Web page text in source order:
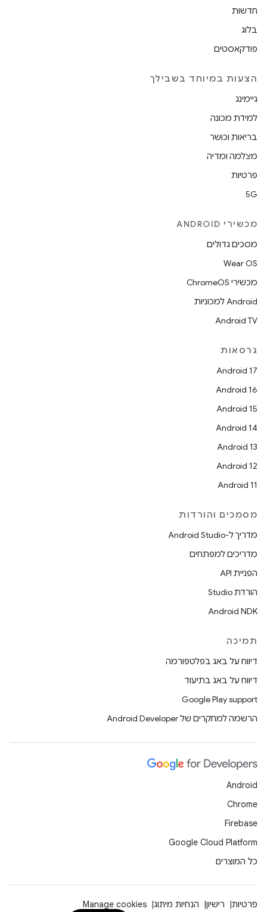
חדשות
בלוג
פודקאסטים
הצעות במיוחד בשבילך
גיימינג
למידת מכונה
בריאות וכושר
מצלמה ומדיה
פרטיות
5G
מכשירי ANDROID
מסכים גדולים
Wear OS
מכשירי ChromeOS
Android למכוניות
Android TV
גרסאות
Android 17
Android 16
Android 15
Android 14
Android 13
Android 12
Android 11
מסמכים והורדות
מדריך ל-Android Studio
מדריכים למפתחים
הפניית API
הורדת Studio
Android NDK
תמיכה
דיווח על באג בפלטפורמה
דיווח על באג בתיעוד
Google Play support
הרשמה למחקרים של Android Developer
Android
Chrome
Firebase
Google Cloud Platform
כל המוצרים
פרטיות רישיון הנחיות מיתוג Manage cookies